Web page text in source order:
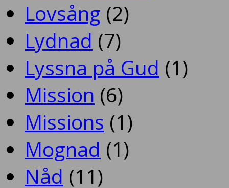
Lovsång (2)
Lydnad (7)
Lyssna på Gud (1)
Mission (6)
Missions (1)
Mognad (1)
Nåd (11)